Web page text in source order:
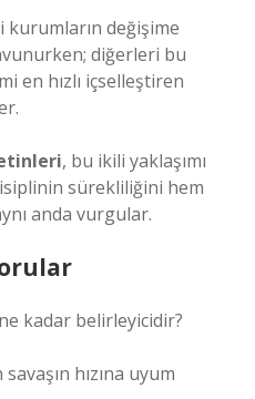
kurumların değişime
diğerleri bu
en hızlı içselleştiren
, bu ikili yaklaşımı
sürekliliğini hem
anda vurgular.
kadar belirleyicidir?
hızına uyum